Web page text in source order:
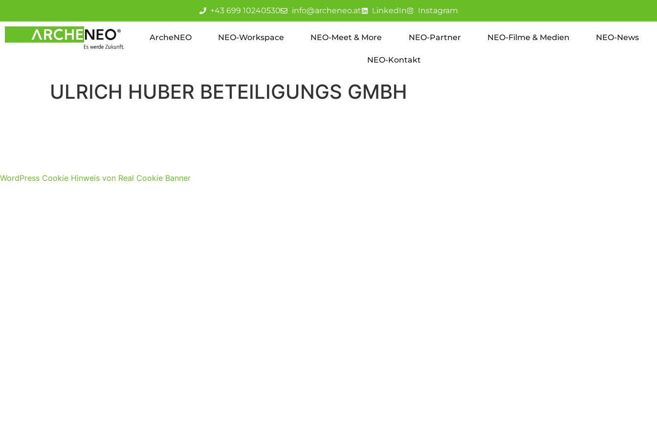
+43 699 10240530 info@archeneo.at LinkedIn Instagram
ArcheNEO NEO-Workspace NEO-Meet & More NEO-Partner NEO-Filme & Medien NEO-News
NEO-Kontakt
ULRICH HUBER BETEILIGUNGS GMBH
WordPress Cookie Hinweis von Real Cookie Banner